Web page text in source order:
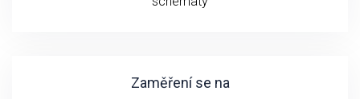
Zaměření se na